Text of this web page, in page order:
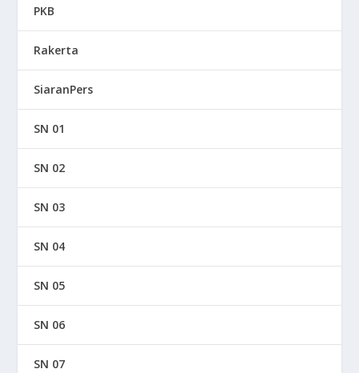
PKB
Rakerta
SiaranPers
SN 01
SN 02
SN 03
SN 04
SN 05
SN 06
SN 07